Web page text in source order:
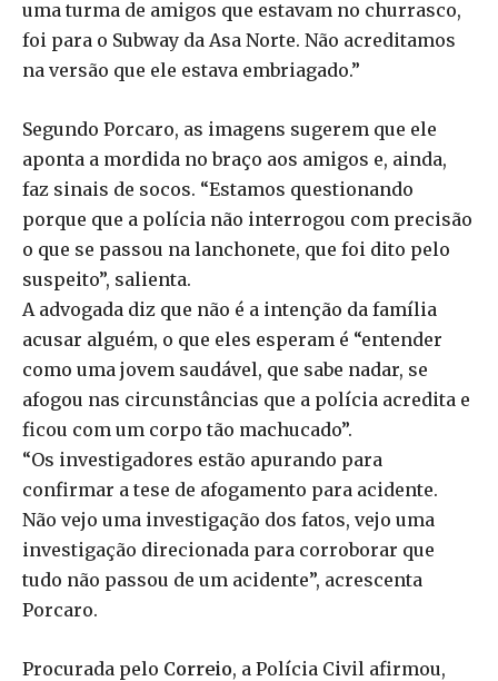
uma turma de amigos que estavam no churrasco,
foi para o Subway da Asa Norte. Não acreditamos
na versão que ele estava embriagado.”
Segundo Porcaro, as imagens sugerem que ele
aponta a mordida no braço aos amigos e, ainda,
faz sinais de socos. “Estamos questionando
porque que a polícia não interrogou com precisão
o que se passou na lanchonete, que foi dito pelo
suspeito”, salienta.
A advogada diz que não é a intenção da família
acusar alguém, o que eles esperam é “entender
como uma jovem saudável, que sabe nadar, se
afogou nas circunstâncias que a polícia acredita e
ficou com um corpo tão machucado”.
“Os investigadores estão apurando para
confirmar a tese de afogamento para acidente.
Não vejo uma investigação dos fatos, vejo uma
investigação direcionada para corroborar que
tudo não passou de um acidente”, acrescenta
Porcaro.
Procurada pelo Correio, a Polícia Civil afirmou,